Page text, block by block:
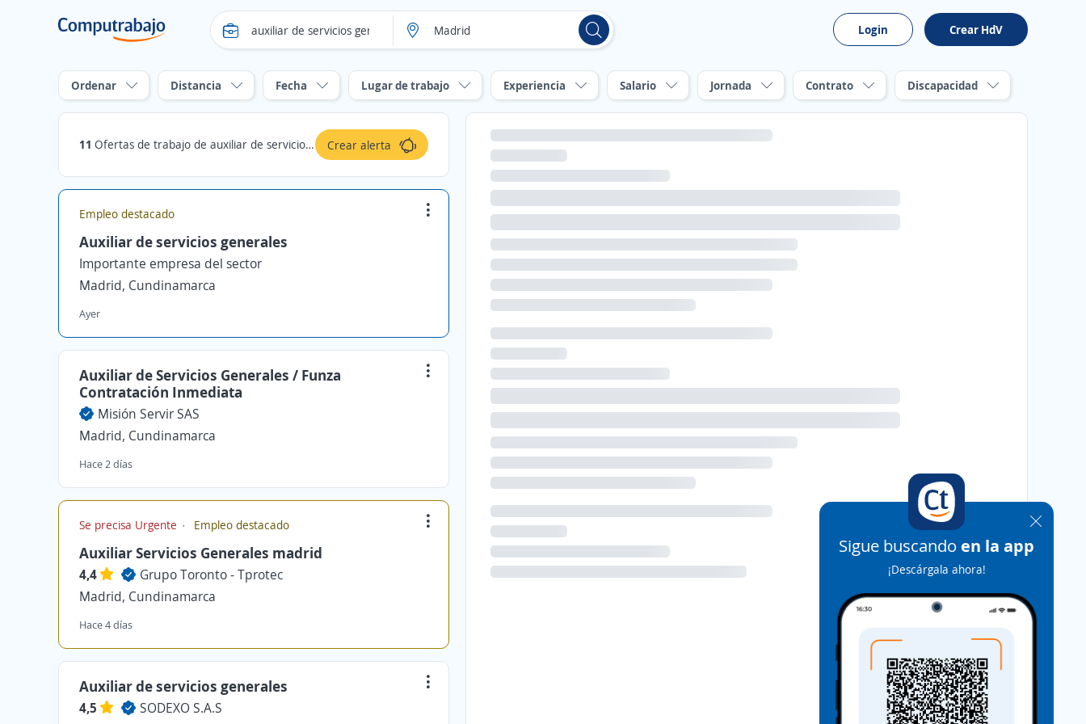
Login Crear HdV
Ordenar Distancia Fecha Lugar de trabajo Experiencia Salario Jornada Contrato Discapacidad
11 Ofertas de trabajo de auxiliar de servicios generales en Madrid, Cundinamarca Crear alerta
Empleo destacado
Auxiliar de servicios generales
Importante empresa del sector
Madrid, Cundinamarca
Ayer
Auxiliar de Servicios Generales / Funza
Contratación Inmediata
Misión Servir SAS
Madrid, Cundinamarca
Hace 2 días
Se precisa Urgente Empleo destacado
Auxiliar Servicios Generales madrid
4,4
Grupo Toronto - Tprotec
Madrid, Cundinamarca
Hace 4 días
Auxiliar de servicios generales
4,5
SODEXO S.A.S
Sigue buscando en la app
¡Descárgala ahora!